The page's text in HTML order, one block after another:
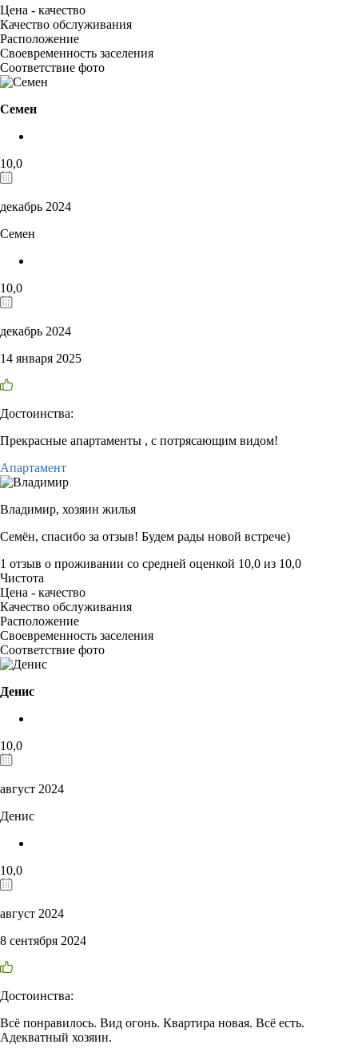
Цена - качество
Качество обслуживания
Расположение
Своевременность заселения
Соответствие фото
Семен
10,0
декабрь 2024
Семен
10,0
декабрь 2024
14 января 2025
Достоинства:
Прекрасные апартаменты , с потрясающим видом!
Апартамент
Владимир, хозяин жилья
Семён, спасибо за отзыв! Будем рады новой встрече)
1 отзыв о проживании со средней оценкой 10,0 из 10,0
Чистота
Цена - качество
Качество обслуживания
Расположение
Своевременность заселения
Соответствие фото
Денис
10,0
август 2024
Денис
10,0
август 2024
8 сентября 2024
Достоинства:
Всё понравилось. Вид огонь. Квартира новая. Всё есть.
Адекватный хозяин.